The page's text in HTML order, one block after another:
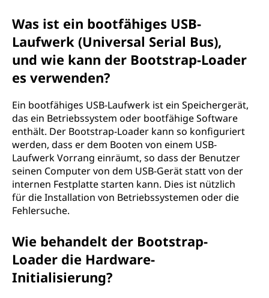
Was ist ein bootfähiges USB-
Laufwerk (Universal Serial Bus),
und wie kann der Bootstrap-Loader
es verwenden?
Ein bootfähiges USB-Laufwerk ist ein Speichergerät,
das ein Betriebssystem oder bootfähige Software
enthält. Der Bootstrap-Loader kann so konfiguriert
werden, dass er dem Booten von einem USB-
Laufwerk Vorrang einräumt, so dass der Benutzer
seinen Computer von dem USB-Gerät statt von der
internen Festplatte starten kann. Dies ist nützlich
für die Installation von Betriebssystemen oder die
Fehlersuche.
Wie behandelt der Bootstrap-
Loader die Hardware-
Initialisierung?